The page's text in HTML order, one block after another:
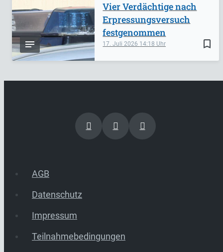
bookmark_border
17. Juli 2026 14:18
Vier Verdächtige nach
Erpressungsversuch
festgenommen
AGB
Datenschutz
Impressum
Teilnahmebedingungen